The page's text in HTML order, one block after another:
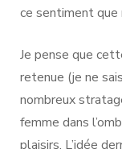
ce sentiment que
Je pense que
retenue (je ne
nombreux
femme dans
plaisirs. L’idée